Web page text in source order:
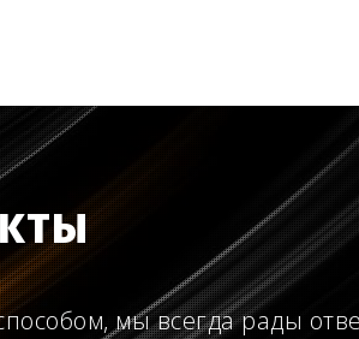
мы всегда рады